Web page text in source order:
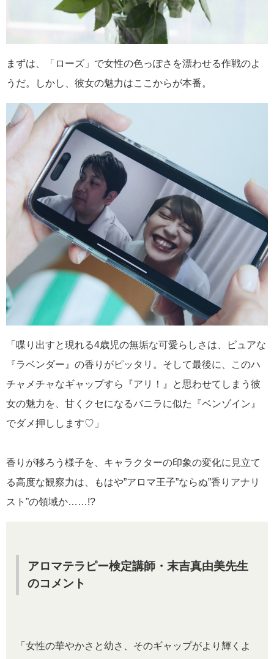
まずは、「ローズ」で女性の色っぽさを漂わせる作戦のよ
うだ。しかし、彼女の魅力はここからが本番。
「喋り出すと現れる4歳児の無垢な可愛らしさは、ピュアな
『ラベンダー』の香りがピッタリ。そして最後に、このハ
チャメチャなギャップすら『アリ！』と思わせてしまう彼
女の魅力を、甘くクセになるバニラに似た『ベンゾイン』
でダメ押しします♡」
香りが移ろう様子を、キャラクターの印象の変化に見立て
る高度な観察力は、もはや”アロマ王子”ならぬ”香りアナリ
スト”の領域か……!?
アロマテラピー検定講師・末吉真由美先生
のコメント
「女性の華やかさと幼さ、そのギャップがより輝くよ